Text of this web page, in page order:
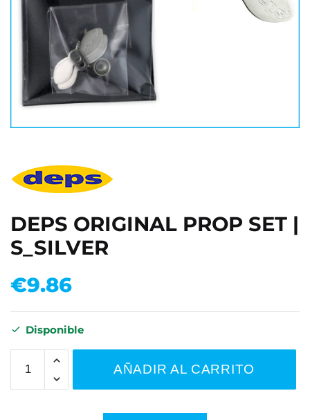
DEPS ORIGINAL PROP SET |
S_SILVER
€9.86
Disponible
AÑADIR AL CARRITO